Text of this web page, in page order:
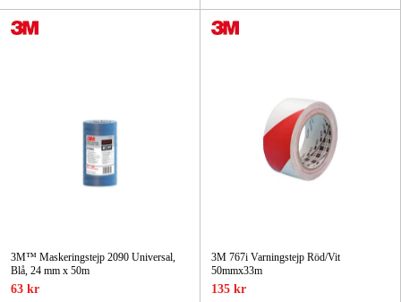
3M™ Maskeringstejp 2090 Universal,
Blå, 24 mm x 50m
63 kr
3M 767i Varningstejp Röd/Vit
50mmx33m
135 kr